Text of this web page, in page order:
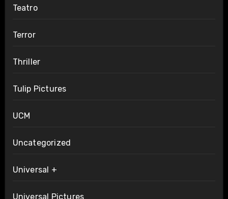
Teatro
Terror
Thriller
Tulip Pictures
UCM
Uncategorized
Universal +
Universal Pictures